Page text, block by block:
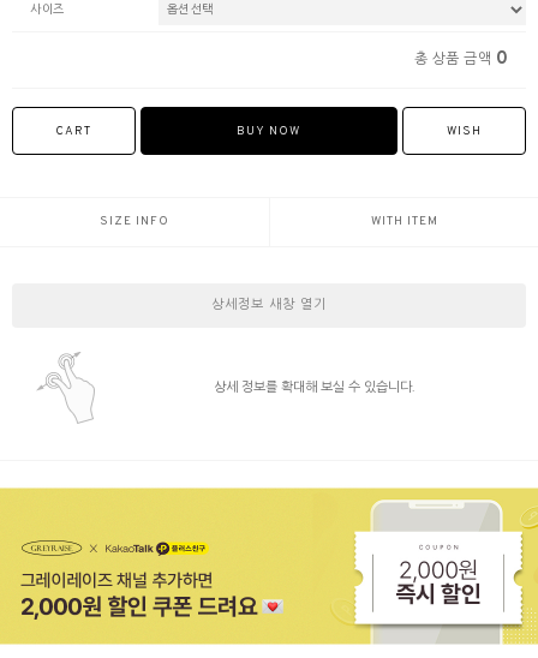
사이즈
총 상품 금액 0
CART BUY NOW WISH
SIZE INFO WITH ITEM
상세정보 새창 열기
상세 정보를 확대해 보실 수 있습니다.